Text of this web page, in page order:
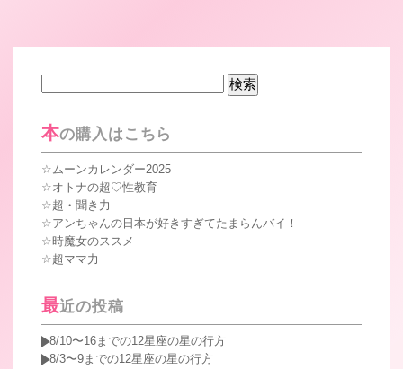
本の購入はこちら
ムーンカレンダー2025
オトナの超♡性教育
超・聞き力
アンちゃんの日本が好きすぎてたまらんバイ！
時魔女のススメ
超ママ力
最近の投稿
8/10〜16までの12星座の星の行方
8/3〜9までの12星座の星の行方